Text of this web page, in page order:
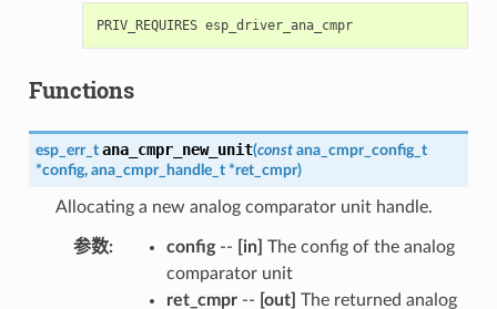
PRIV_REQUIRES esp_driver_ana_cmpr
Functions
esp_err_t ana_cmpr_new_unit(const ana_cmpr_config_t
*config, ana_cmpr_handle_t *ret_cmpr)
Allocating a new analog comparator unit handle.
参数: config-- [in] The config of the analog
comparator unit
ret_cmpr-- [out] The returned analog